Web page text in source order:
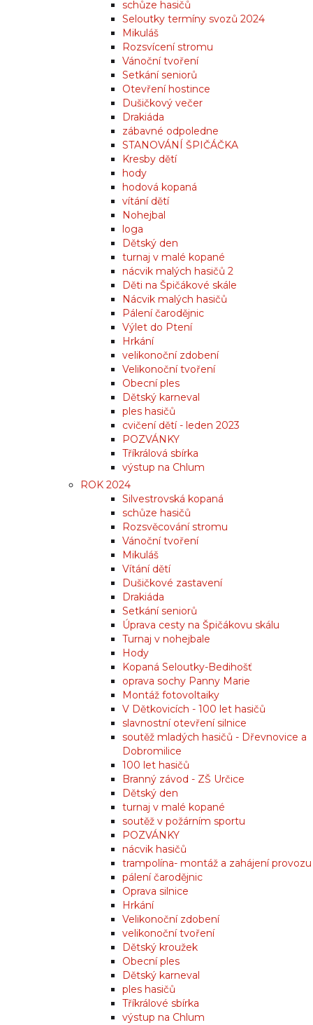
schůze hasičů
Seloutky termíny svozů 2024
Mikuláš
Rozsvícení stromu
Vánoční tvoření
Setkání seniorů
Otevření hostince
Dušičkový večer
Drakiáda
zábavné odpoledne
STANOVÁNÍ ŠPIČÁČKA
Kresby dětí
hody
hodová kopaná
vítání dětí
Nohejbal
loga
Dětský den
turnaj v malé kopané
nácvik malých hasičů 2
Děti na Špičákové skále
Nácvik malých hasičů
Pálení čarodějnic
Výlet do Ptení
Hrkání
velikonoční zdobení
Velikonoční tvoření
Obecní ples
Dětský karneval
ples hasičů
cvičení dětí - leden 2023
POZVÁNKY
Tříkrálová sbírka
výstup na Chlum
ROK 2024
Silvestrovská kopaná
schůze hasičů
Rozsvěcování stromu
Vánoční tvoření
Mikuláš
Vítání dětí
Dušičkové zastavení
Drakiáda
Setkání seniorů
Úprava cesty na Špičákovu skálu
Turnaj v nohejbale
Hody
Kopaná Seloutky-Bedihošť
oprava sochy Panny Marie
Montáž fotovoltaiky
V Dětkovicích - 100 let hasičů
slavnostní otevření silnice
soutěž mladých hasičů - Dřevnovice a
Dobromilice
100 let hasičů
Branný závod - ZŠ Určice
Dětský den
turnaj v malé kopané
soutěž v požárním sportu
POZVÁNKY
nácvik hasičů
trampolína- montáž a zahájení provozu
pálení čarodějnic
Oprava silnice
Hrkání
Velikonoční zdobení
velikonoční tvoření
Dětský kroužek
Obecní ples
Dětský karneval
ples hasičů
Tříkrálové sbírka
výstup na Chlum